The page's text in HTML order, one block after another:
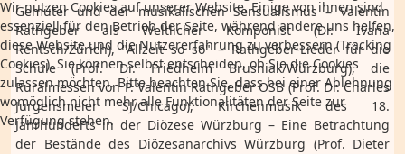
Gemüter und der musikalischen Sensualismus – Valentin
Rathgeber als Weltlicher Komponist (Dr. Ivana
Rentsch/Zürich), "Allzeit so so" – Rathgeber-Lieder für die
Schule (Prof. Dr. Friedhelm Brusniak/Würzburg), die
Ruralmessen von P. Valentin Rathgeber OSB (Prof. Dr. Charles
Jurgensmeier SJ/Chicago), Kirchenmusik des 18.
Jahrhunderts in der Diözese Würzburg – Eine Betrachtung
der Bestände des Diözesanarchivs Würzburg (Prof. Dieter
Wir nutzen Cookies auf unserer Website. Einige von ihnen sind
essenziell für den Betrieb der Seite, während andere uns helfen,
diese Website und die Nutzererfahrung zu verbessern (Tracking
Cookies). Sie können selbst entscheiden, ob Sie die Cookies
zulassen möchten. Bitte beachten Sie, dass bei einer Ablehnung
womöglich nicht mehr alle Funktionalitäten der Seite zur
Verfügung stehen.